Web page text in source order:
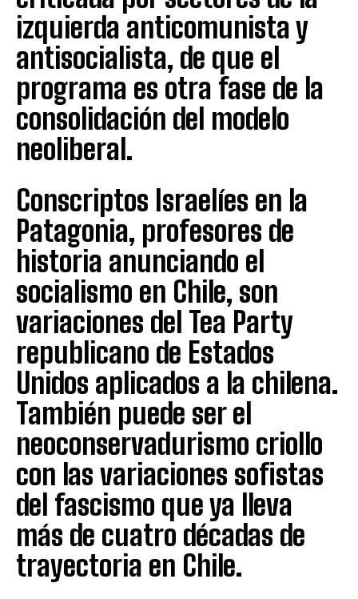
izquierda anticomunista y
antisocialista, de que el
programa es otra fase de la
consolidación del modelo
neoliberal.
Conscriptos Israelíes en la
Patagonia, profesores de
historia anunciando el
socialismo en Chile, son
variaciones del Tea Party
republicano de Estados
Unidos aplicados a la chilena.
También puede ser el
neoconservadurismo criollo
con las variaciones sofistas
del fascismo que ya lleva
más de cuatro décadas de
trayectoria en Chile.